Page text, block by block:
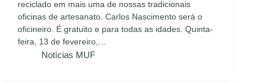
reciclado em mais uma de nossas tradicionais
oficinas de artesanato. Carlos Nascimento será o
oficineiro. É gratuito e para todas as idades. Quinta-
feira, 13 de fevereiro,…
Notícias MUF